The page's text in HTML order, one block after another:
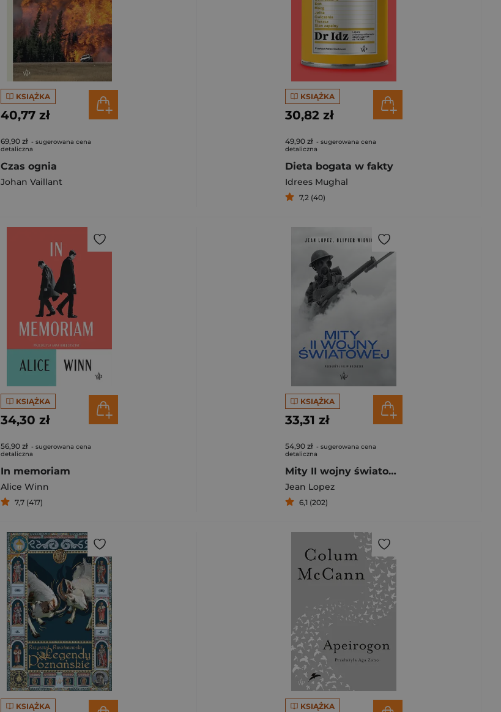
KSIĄŻKA
40,77 zł
69,90 zł - sugerowana cena
detaliczna
Czas ognia
Johan Vaillant
KSIĄŻKA
30,82 zł
49,90 zł - sugerowana cena
detaliczna
Dieta bogata w fakty
Idrees Mughal
7,2 (40)
KSIĄŻKA
34,30 zł
56,90 zł - sugerowana cena
detaliczna
In memoriam
Alice Winn
7,7 (417)
KSIĄŻKA
33,31 zł
54,90 zł - sugerowana cena
detaliczna
Mity II wojny światowej
Jean Lopez
6,1 (202)
KSIĄŻKA KSIĄŻKA